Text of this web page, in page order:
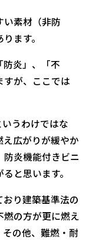
い素材（非防
ます。
炎」、「不
が、ここでは
うわけではな
広がりが緩やか
炎機能付きビニ
と思います。
り建築基準法の
の方が更に燃え
の他、難燃・耐